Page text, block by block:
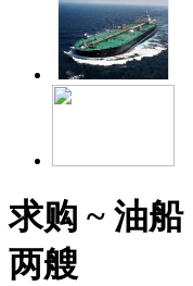
求购 ~ 油
两艘